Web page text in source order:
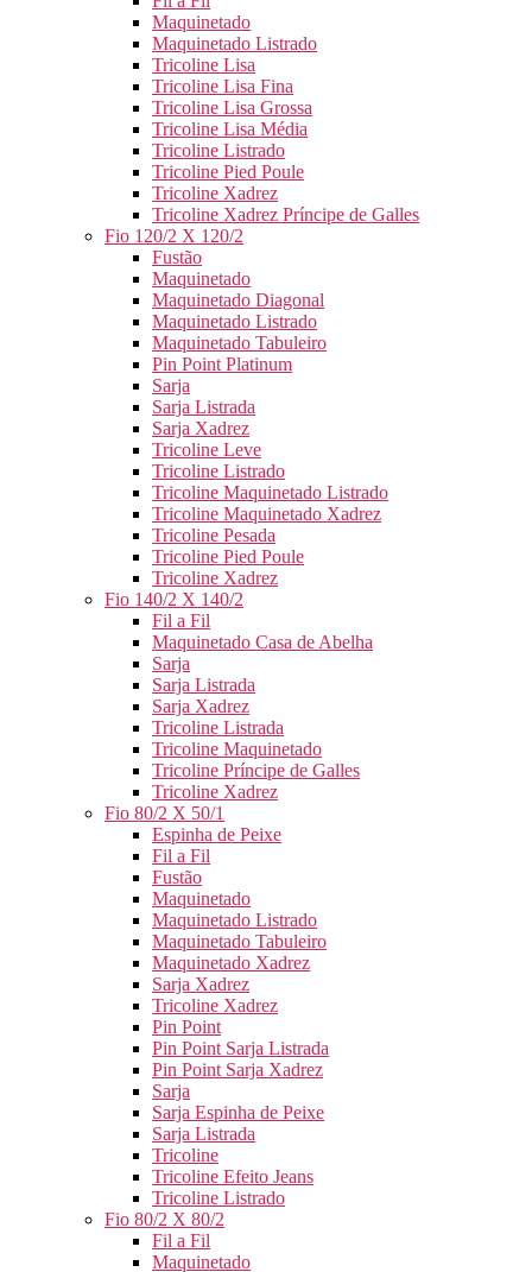
Maquinetado
Maquinetado Listrado
Tricoline Lisa
Tricoline Lisa Fina
Tricoline Lisa Grossa
Tricoline Lisa Média
Tricoline Listrado
Tricoline Pied Poule
Tricoline Xadrez
Tricoline Xadrez Príncipe de Galles
Fio 120/2 X 120/2
Fustão
Maquinetado
Maquinetado Diagonal
Maquinetado Listrado
Maquinetado Tabuleiro
Pin Point Platinum
Sarja
Sarja Listrada
Sarja Xadrez
Tricoline Leve
Tricoline Listrado
Tricoline Maquinetado Listrado
Tricoline Maquinetado Xadrez
Tricoline Pesada
Tricoline Pied Poule
Tricoline Xadrez
Fio 140/2 X 140/2
Fil a Fil
Maquinetado Casa de Abelha
Sarja
Sarja Listrada
Sarja Xadrez
Tricoline Listrada
Tricoline Maquinetado
Tricoline Príncipe de Galles
Tricoline Xadrez
Fio 80/2 X 50/1
Espinha de Peixe
Fil a Fil
Fustão
Maquinetado
Maquinetado Listrado
Maquinetado Tabuleiro
Maquinetado Xadrez
Sarja Xadrez
Tricoline Xadrez
Pin Point
Pin Point Sarja Listrada
Pin Point Sarja Xadrez
Sarja
Sarja Espinha de Peixe
Sarja Listrada
Tricoline
Tricoline Efeito Jeans
Tricoline Listrado
Fio 80/2 X 80/2
Fil a Fil
Maquinetado